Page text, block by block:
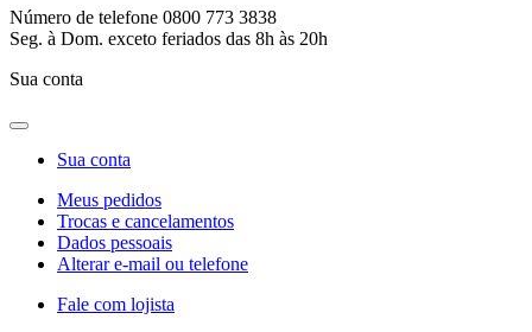
Número de telefone 0800 773 3838
Seg. à Dom. exceto feriados das 8h às 20h
Sua conta
Sua conta
Meus pedidos
Trocas e cancelamentos
Dados pessoais
Alterar e-mail ou telefone
Fale com lojista